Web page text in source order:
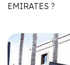
EMIRATES ?